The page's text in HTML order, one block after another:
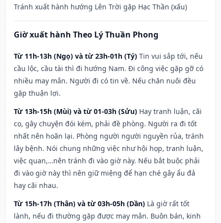
Tránh xuất hành hướng Lên Trời gặp Hạc Thần (xấu)
Giờ xuất hành Theo Lý Thuần Phong
Từ 11h-13h (Ngọ) và từ 23h-01h (Tý) Tin vui sắp tới, nếu
cầu lộc, cầu tài thì đi hướng Nam. Đi công việc gặp gỡ có
nhiều may mắn. Người đi có tin về. Nếu chăn nuôi đều
gặp thuận lợi.
Từ 13h-15h (Mùi) và từ 01-03h (Sửu) Hay tranh luận, cãi
cọ, gây chuyện đói kém, phải đề phòng. Người ra đi tốt
nhất nên hoãn lại. Phòng người người nguyền rủa, tránh
lây bệnh. Nói chung những việc như hội họp, tranh luận,
việc quan,…nên tránh đi vào giờ này. Nếu bắt buộc phải
đi vào giờ này thì nên giữ miệng để hạn ché gây ẩu đả
hay cãi nhau.
Từ 15h-17h (Thân) và từ 03h-05h (Dần) Là giờ rất tốt
lành, nếu đi thường gặp được may mắn. Buôn bán, kinh